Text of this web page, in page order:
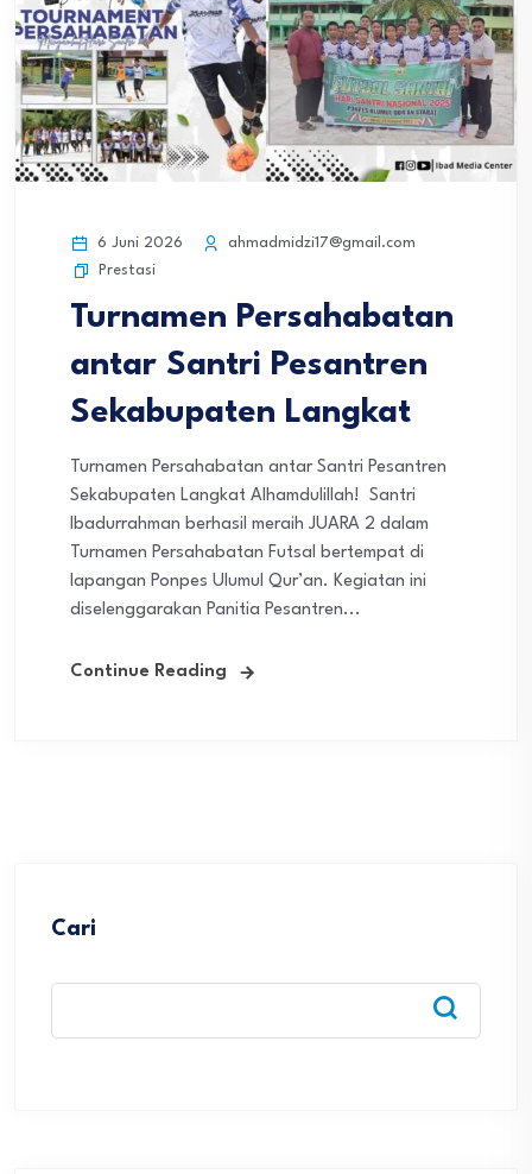
6 Juni 2026
ahmadmidzi17@gmail.com
Prestasi
Turnamen Persahabatan
antar Santri Pesantren
Sekabupaten Langkat
Turnamen Persahabatan antar Santri Pesantren
Sekabupaten Langkat Alhamdulillah! Santri
Ibadurrahman berhasil meraih JUARA 2 dalam
Turnamen Persahabatan Futsal bertempat di
lapangan Ponpes Ulumul Qur’an. Kegiatan ini
diselenggarakan Panitia Pesantren...
Continue Reading
Cari